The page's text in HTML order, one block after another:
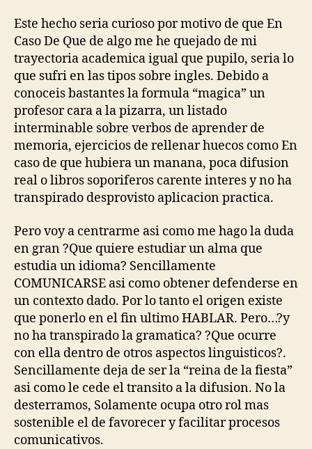
Este hecho seri­a curioso por motivo de que En
Caso De Que de algo me he quejado de mi
trayectoria academica igual que pupilo, seri­a lo
que sufri en las tipos sobre ingles. Debido a
conoceis bastantes la formula “magica” un
profesor cara a la pizarra, un listado
interminable sobre verbos de aprender de
memoria, ejercicios de rellenar huecos como En
caso de que hubiera un manana, poca difusion
real o libros soporiferos carente interes y no ha
transpirado desprovisto aplicacion practica.
Pero voy a centrarme asi­ como me hago la duda
en gran ?Que quiere estudiar un alma que
estudia un idioma? Sencillamente
COMUNICARSE asi­ como obtener defenderse en
un contexto dado. Por lo tanto el origen existe
que ponerlo en el fin ultimo HABLAR. Pero…?y
no ha transpirado la gramatica? ?Que ocurre
con ella dentro de otros aspectos linguisticos?.
Sencillamente deja de ser la “reina de la fiesta”
asi­ como le cede el transito a la difusion. No la
desterramos, Solamente ocupa otro rol mas
sostenible el de favorecer y facilitar procesos
comunicativos.